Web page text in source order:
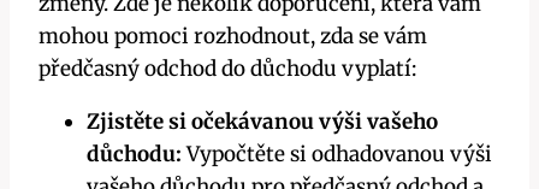
mohou pomoci rozhodnout, zda se vám
předčasný odchod do důchodu vyplatí:
Zjistěte si očekávanou výši vašeho
důchodu:Vypočtěte si odhadovanou výši